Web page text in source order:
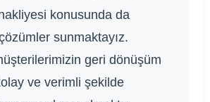
konusunda da
sunmaktayız.
geri dönüşüm
ve verimli şekilde